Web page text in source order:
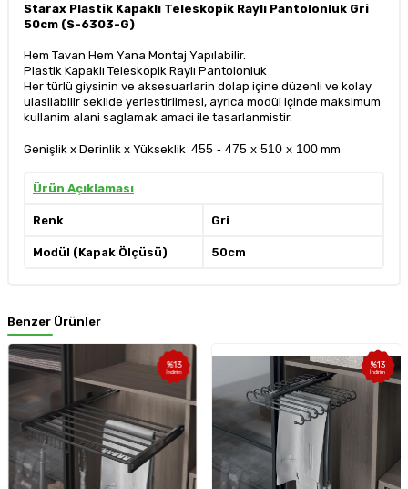
Starax Plastik Kapaklı Teleskopik Raylı Pantolonluk Gri
50cm (S-6303-G)
Hem Tavan Hem Yana Montaj Yapılabilir.
Plastik Kapaklı Teleskopik Raylı Pantolonluk
Her türlü giysinin ve aksesuarlarin dolap içine düzenli ve kolay
ulasilabilir sekilde yerlestirilmesi, ayrica modül içinde maksimum
kullanim alani saglamak amaci ile tasarlanmistir.
Genişlik x Derinlik x Yükseklik 455 - 475 x 510 x 100 mm
Ürün Açıklaması
Renk Gri
Modül (Kapak Ölçüsü) 50cm
Benzer Ürünler
%13